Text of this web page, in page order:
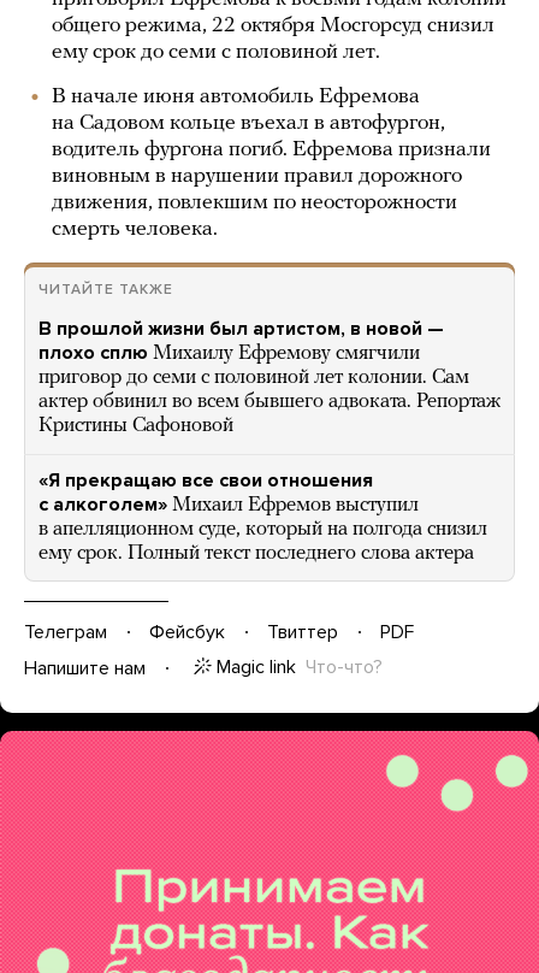
общего режима, 22 октября Мосгорсуд снизил
ему срок до семи с половиной лет.
В начале июня автомобиль Ефремова
на Садовом кольце въехал в автофургон,
водитель фургона погиб. Ефремова признали
виновным в нарушении правил дорожного
движения, повлекшим по неосторожности
смерть человека.
ЧИТАЙТЕ ТАКЖЕ
В прошлой жизни был артистом, в новой —
плохо сплю Михаилу Ефремову смягчили
приговор до семи с половиной лет колонии. Сам
актер обвинил во всем бывшего адвоката. Репортаж
Кристины Сафоновой
«Я прекращаю все свои отношения
с алкоголем» Михаил Ефремов выступил
в апелляционном суде, который на полгода снизил
ему срок. Полный текст последнего слова актера
Телеграм Фейсбук Твиттер
PDF
Напишите нам
Magic link Что-что?